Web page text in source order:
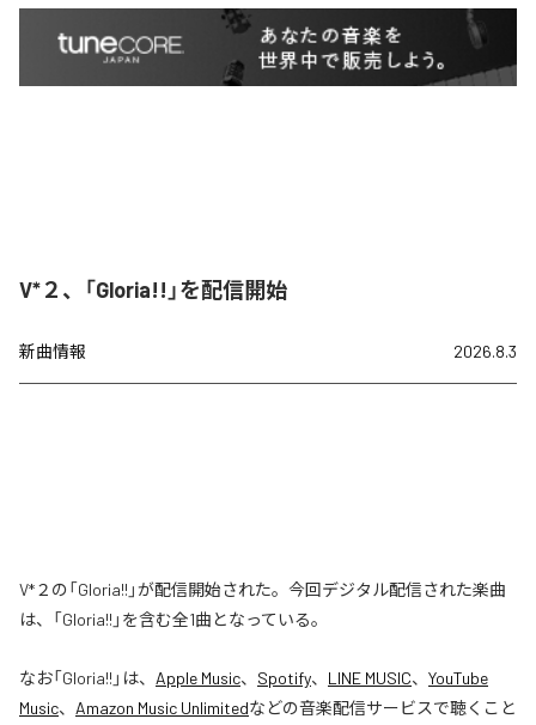
V*２、「Gloria!!」を配信開始
新曲情報 2026.8.3
V*２の「Gloria!!」が配信開始された。今回デジタル配信された楽曲
は、「Gloria!!」を含む全1曲となっている。
なお「Gloria!! 」は、 Apple Music、 Spotify、 LINE MUSIC、 YouTube
Music、 Amazon Music Unlimitedなどの音楽配信サービスで聴くこと